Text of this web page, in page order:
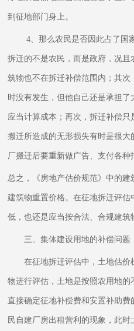
到征地部门身上。
4、那么农民是否因此占了国
拆迁的不是农民，而是政府，况
筑物也不在拆迁补偿范围内；其
时没有发生，但他自己还是承担
应当计算成本；再次，拆迁补偿
搬迁所造成的无形损失有时是很
厂搬迁后要重新做广告、支付各种
总之，《房地产估价规范》中的
建筑物重置价格。在征地拆迁评
低，也还是应当按合法、合规建筑
三、集体建设用地的补偿问题
在征地拆迁评估中，土地估价
物进行评估，土地是按照农用地的
直接确定征地补偿费和安置补助
民自建厂房出租营利的现象，此